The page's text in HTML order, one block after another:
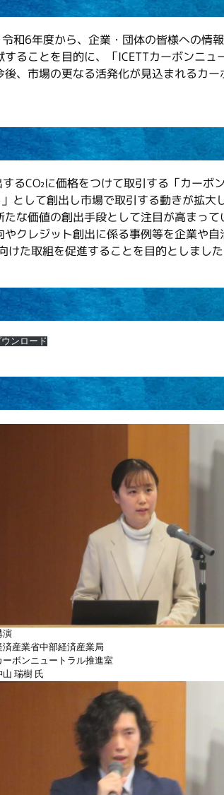
和6年度から、企業・団体の皆様への情
ることを目的に、「ICETTカーボンニュ
、市場の更なる活発化が見込まれるカ
CO₂に価格をつけて取引する「カーボ
として創出し市場で取引する動きが拡
な価値の創出手段として注目が高まって
クレジット創出に係る事例等を企業や
た取組を促進することを目的としました
ウンロード
演
済産業省中部経済産業局
ーボンニュートラル推進室
山 瑞樹 氏